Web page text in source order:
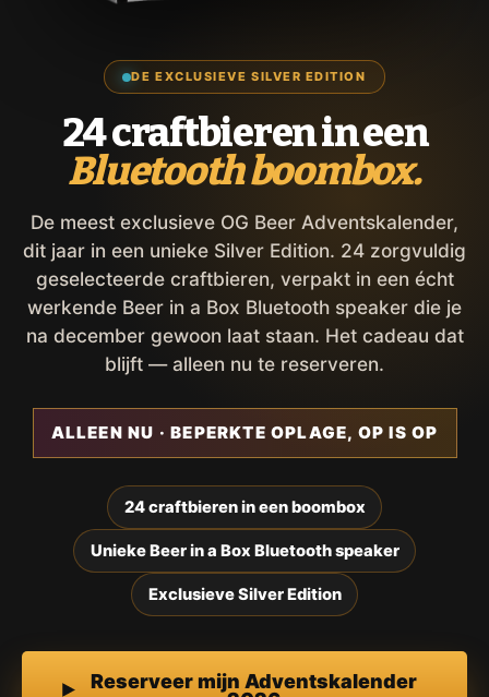
DE EXCLUSIEVE SILVER EDITION
24 craftbieren in een
Bluetooth boombox.
De meest exclusieve OG Beer Adventskalender,
dit jaar in een unieke Silver Edition. 24 zorgvuldig
geselecteerde craftbieren, verpakt in een écht
werkende Beer in a Box Bluetooth speaker die je
na december gewoon laat staan. Het cadeau dat
blijft — alleen nu te reserveren.
ALLEEN NU · BEPERKTE OPLAGE, OP IS OP
24 craftbieren in een boombox
Unieke Beer in a Box Bluetooth speaker
Exclusieve Silver Edition
Reserveer mijn Adventskalender